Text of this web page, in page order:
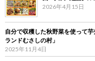
2026年4月15日
自分で収穫した秋野菜を使って
ランドむさしの村」
2025年11月4日